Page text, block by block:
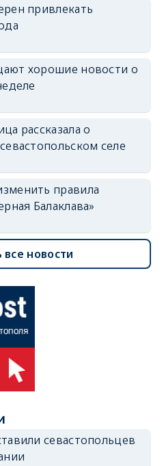
привлекать
хорошие новости о
рассказала о
селе
правила
Балаклава»
все новости
севастопольцев